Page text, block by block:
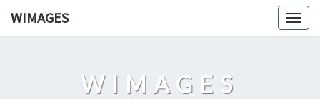
GaWIMAGES
WIMAGES